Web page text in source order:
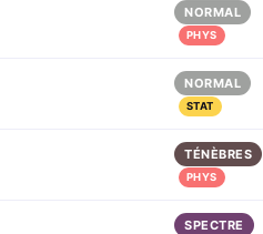
NORMAL
PHYS
NORMAL
STAT
TÉNÈBRES
PHYS
SPECTRE